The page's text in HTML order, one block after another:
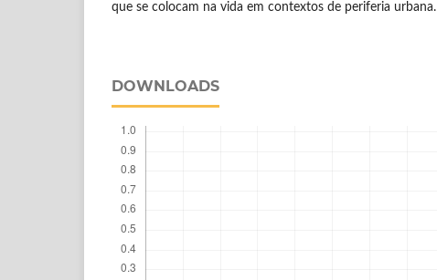
que se colocam na vida em contextos de periferia urbana.
DOWNLOADS